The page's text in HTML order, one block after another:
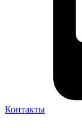
Контакты